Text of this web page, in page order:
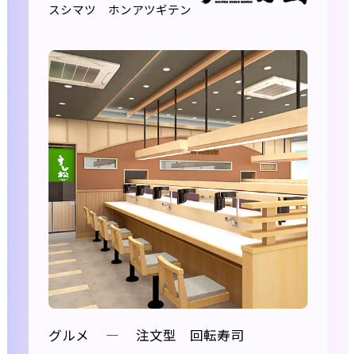
スシマツ ホンアツギテン
グルメ ―注文型 回転寿司